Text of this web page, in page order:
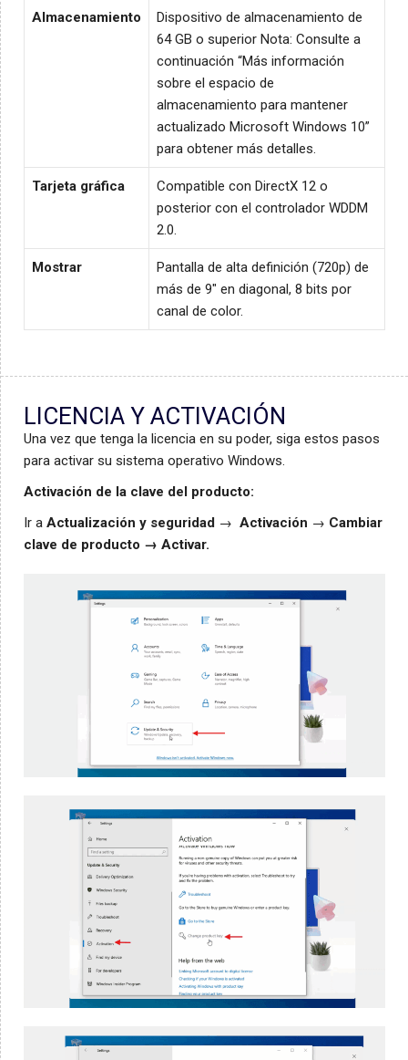
Almacenamiento
Dispositivo de almacenamiento de
64 GB o superior Nota: Consulte a
continuación “Más información
sobre el espacio de
almacenamiento para mantener
actualizado Microsoft Windows 10”
para obtener más detalles.
Tarjeta gráfica
Compatible con DirectX 12 o
posterior con el controlador WDDM
2.0.
Mostrar
Pantalla de alta definición (720p) de
más de 9" en diagonal, 8 bits por
canal de color.
LICENCIA Y ACTIVACIÓN
Una vez que tenga la licencia en su poder, siga estos pasos
para activar su sistema operativo Windows.
Activación de la clave del producto:
Ir a Actualización y seguridad → Activación → Cambiar
clave de producto → Activar.